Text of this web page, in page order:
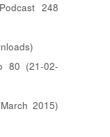
248
80 (21-02-
2015)